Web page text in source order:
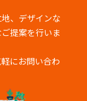
、デザインな
提案を行いま
にお問い合わ